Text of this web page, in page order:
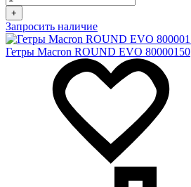
+
Запросить наличие
Гетры Macron ROUND EVO 80000150